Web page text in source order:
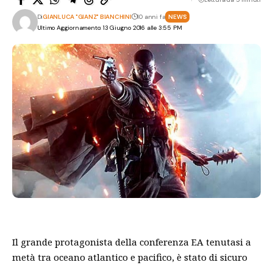
Ultimo Aggiornamento: 13 Giugno 2016 alle 3:55 PM
DiGIANLUCA "GIANZ" BIANCHINI 10 anni fa NEWS
Il grande protagonista della conferenza EA tenutasi a
metà tra oceano atlantico e pacifico, è stato di sicuro